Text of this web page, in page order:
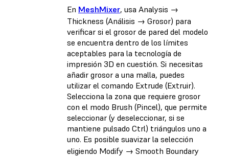
En MeshMixer, usa Analysis →
Thickness (Análisis → Grosor) para
verificar si el grosor de pared del modelo
se encuentra dentro de los límites
aceptables para la tecnología de
impresión 3D en cuestión. Si necesitas
añadir grosor a una malla, puedes
utilizar el comando Extrude (Extruir).
Selecciona la zona que requiere grosor
con el modo Brush (Pincel), que permite
seleccionar (y deseleccionar, si se
mantiene pulsado Ctrl) triángulos uno a
uno. Es posible suavizar la selección
eligiendo Modify → Smooth Boundary